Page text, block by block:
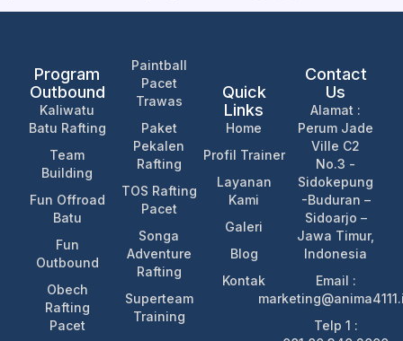
Program
Outbound
Kaliwatu
Batu Rafting
Team
Building
Fun Offroad
Batu
Fun
Outbound
Obech
Rafting
Pacet
Paintball
Pacet
Trawas
Paket
Pekalen
Rafting
TOS Rafting
Pacet
Songa
Adventure
Rafting
Superteam
Training
Quick
Links
Home
Profil Trainer
Layanan
Kami
Galeri
Blog
Kontak
Contact
Us
Alamat :
Perum Jade
Ville C2
No.3 -
Sidokepung
-Buduran –
Sidoarjo –
Jawa Timur,
Indonesia
Email :
Telp 1 :